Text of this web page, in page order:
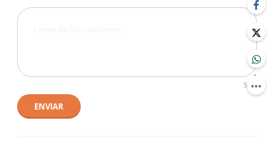
500
ENVIAR